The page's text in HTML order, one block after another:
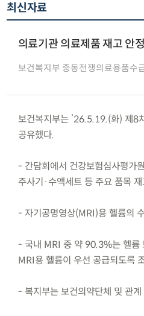
최신자료
의료기관 의료제품 재고 안
보건복지부 중동전쟁의료용품수
보건복지부는 ’26.5.19.(화) 제8
공유했다.
- 간담회에서 건강보험심사평가
주사기·수액세트 등 주요 품목
- 자기공명영상(MRI)용 헬륨의
- 국내 MRI 중 약 90.3%는 헬륨
MRI용 헬륨이 우선 공급되도록
- 복지부는 보건의약단체 및 관